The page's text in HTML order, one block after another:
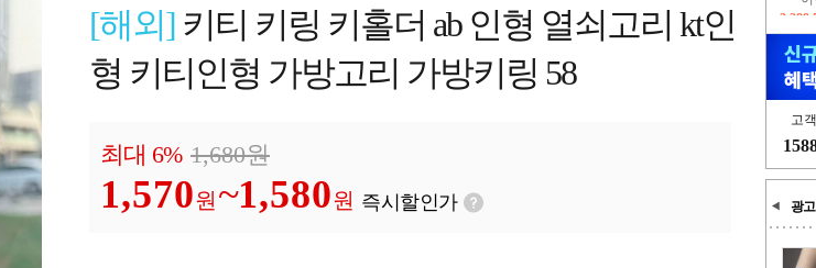
고
광고
[해외] 키티 키링 키홀더 ab 인형 열쇠고리 kt인
형 키티인형 가방고리 가방키링 58
최대 6% 1,680원
1,570원 ~1,580원 즉시할인가